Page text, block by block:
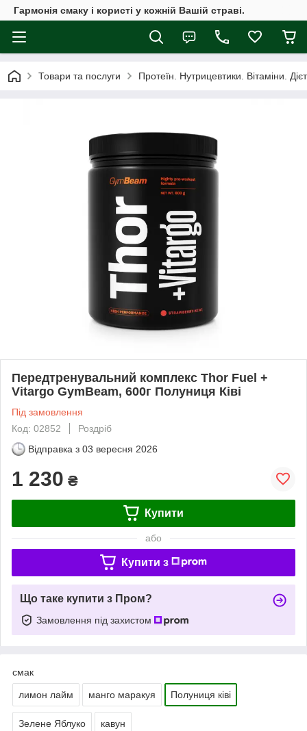
Гармонія смаку і користі у кожній Вашій страві.
Товари та послуги Протеїн. Нутрицевтики. Вітаміни.
Передтренувальний комплекс Thor Fuel +
Vitargo GymBeam, 600г Полуниця Ківі
Під замовлення
Код: 02852
Роздріб
Відправка з 03 вересня 2026
1 230 ₴
Купити
або
Купити з
Що таке купити з Пром?
Замовлення під захистом
смак
лимон лайм манго маракуя Полуниця ківі
Зелене Яблуко кавун